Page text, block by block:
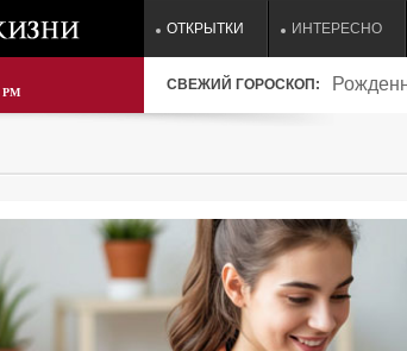
ОТКРЫТКИ ИНТЕРЕСНО
PM СВЕЖИЙ ГОРОСКОП: